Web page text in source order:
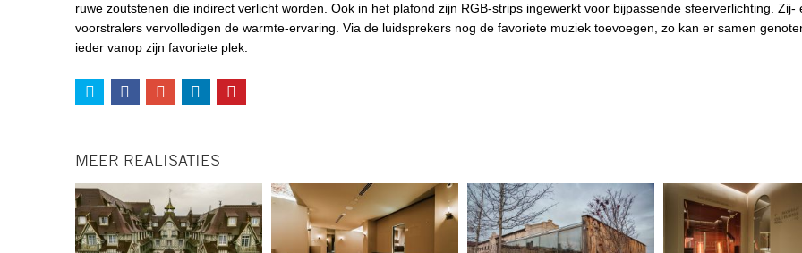
ruwe zoutstenen die indirect verlicht worden. Ook in het plafond zijn RGB-strips ingewerkt voor bijpassende sfeerverlichting. Zij-
voorstralers vervolledigen de warmte-ervaring. Via de luidsprekers nog de favoriete muziek toevoegen, zo kan er samen
ieder vanop zijn favoriete plek.
MEER REALISATIES